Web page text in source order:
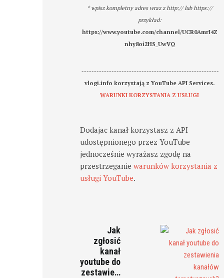
* wpisz kompletny adres wraz z http:// lub https://
przykład:
https://www.youtube.com/channel/UCR0AmrI4Z
nhy8oi2HS_UwVQ
-------------------------------------------------------
vlogi.info korzystają z YouTube API Services.
WARUNKI KORZYSTANIA Z USŁUGI
Dodajac kanał korzystasz z API
udostępnionego przez YouTube
jednocześnie wyrażasz zgodę na
przestrzeganiewarunków korzystania z
usługi YouTube.
Jak
zgłosić
kanał
youtube do
zestawie…